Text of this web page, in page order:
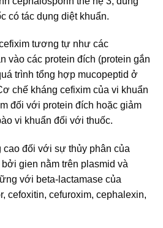
có tác dụng diệt khuẩn.
tương tự như các
vào các protein đích (protein gắn
trình tổng hợp mucopeptid ở
chế kháng cefixim của vi khuẩn
đối với protein đích hoặc giảm
vi khuẩn đối với thuốc.
đối với sự thủy phân của
gien nằm trên plasmid và
với beta-lactamase của
cefoxitin, cefuroxim, cephalexin,